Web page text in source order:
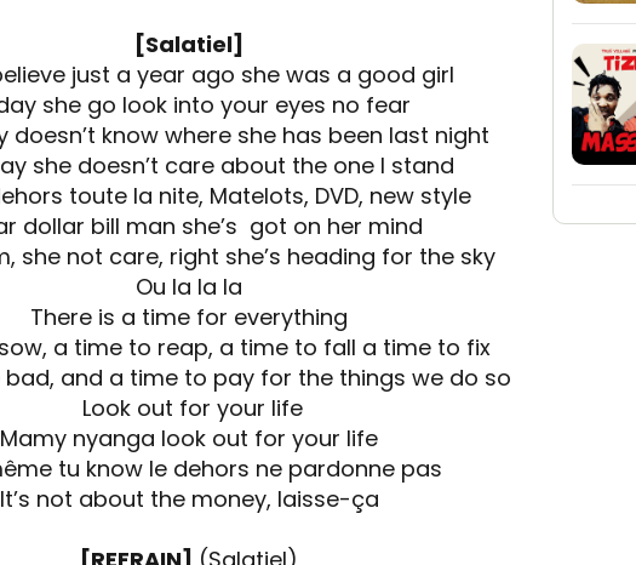
[Salatiel]
just a year ago she was a good girl
she go look into your eyes no fear
doesn’t know where she has been last night
she doesn’t care about the one I stand
toute la nite, Matelots, DVD, new style
dollar bill man she’s got on her mind
she not care, right she’s heading for the sky
Ou la la la
There is a time for everything
a time to reap, a time to fall a time to fix
and a time to pay for the things we do so
Look out for your life
Mamy nyanga look out for your life
tu know le dehors ne pardonne pas
It’s not about the money, laisse-ça